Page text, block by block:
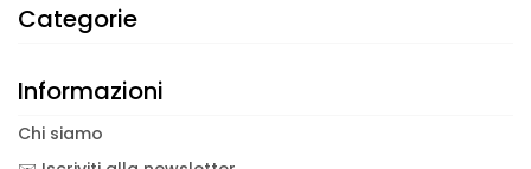
Categorie
Informazioni
Chi siamo